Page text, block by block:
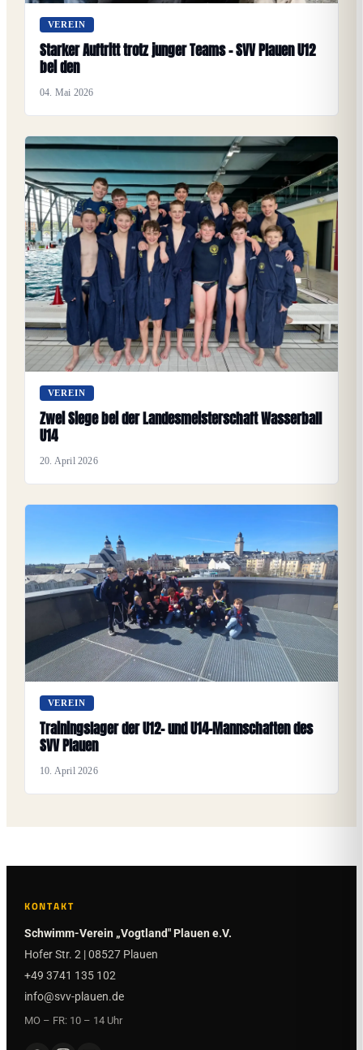
VEREIN
Starker Auftritt trotz junger Teams – SVV Plauen U12
bei den
04. Mai 2026
VEREIN
Zwei Siege bei der Landesmeisterschaft Wasserball
U14
20. April 2026
VEREIN
Trainingslager der U12- und U14-Mannschaften des
SVV Plauen
10. April 2026
KONTAKT
Schwimm-Verein „Vogtland" Plauen e.V.
Hofer Str. 2 | 08527 Plauen
+49 3741 135 102
info@svv-plauen.de
MO – FR: 10 – 14 Uhr